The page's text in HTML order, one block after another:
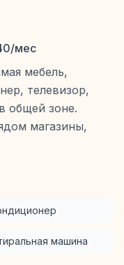
мес
мебель,
телевизор,
общей зоне.
магазины,
машина